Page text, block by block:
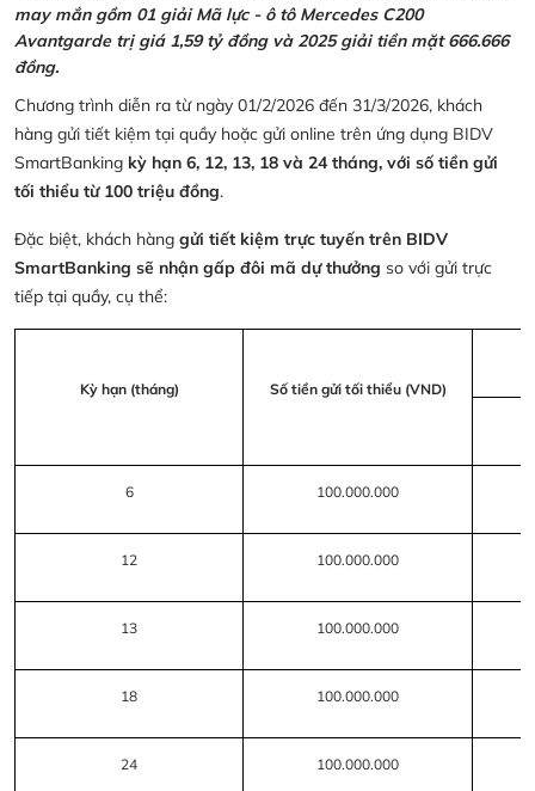
may mắn gồm 01 giải Mã lực - ô tô Mercedes C200
Avantgarde trị giá 1,59 tỷ đồng và 2025 giải tiền mặt 666.666
đồng.
Chương trình diễn ra từ ngày 01/2/2026 đến 31/3/2026, khách
hàng gửi tiết kiệm tại quầy hoặc gửi online trên ứng dụng BIDV
SmartBanking kỳ hạn 6, 12, 13, 18 và 24 tháng, với số tiền gửi
tối thiểu từ 100 triệu đồng.
Đặc biệt, khách hàng gửi tiết kiệm trực tuyến trên BIDV
SmartBanking sẽ nhận gấp đôi mã dự thưởng so với gửi trực
tiếp tại quầy, cụ thể:
Kỳ hạn (tháng) Số tiền gửi tối thiểu (VND)
6 100.000.000
12 100.000.000
13 100.000.000
18 100.000.000
24 100.000.000